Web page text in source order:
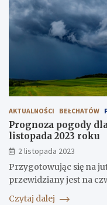
AKTUALNOŚCI BEŁCHATÓW
Prognoza pogody
listopada 2023 roku
2 listopada 2023
Przygotowując się na
przewidziany jest na
Czytaj dalej